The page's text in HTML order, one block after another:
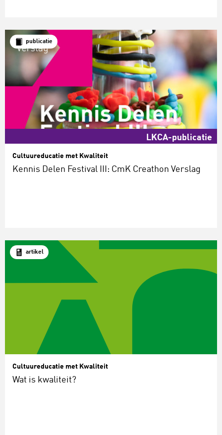
publicatie
LKCA-publicatie
Cultuureducatie met Kwaliteit
Kennis Delen Festival III: CmK Creathon Verslag
artikel
Cultuureducatie met Kwaliteit
Wat is kwaliteit?